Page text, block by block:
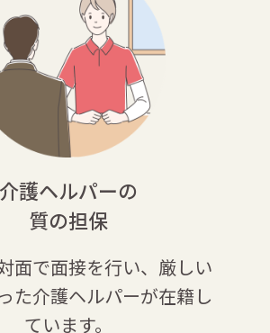
介護ヘルパーの
質の担保
面で面接を行い、厳しい
た介護ヘルパーが在籍し
ています。